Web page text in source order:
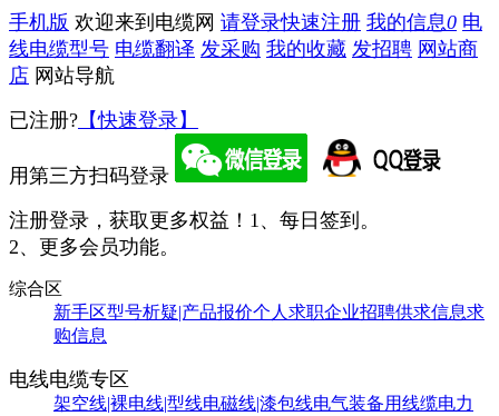
手机版 欢迎来到电缆网 请登录快速注册 我的信息0 电
线电缆型号 电缆翻译 发采购 我的收藏 发招聘 网站商
店 网站导航
已注册? 【快速登录】
用第三方扫码登录
注册登录，获取更多权益！ 1、每日签到。
2、更多会员功能。
综合区
新手区型号析疑|产品报价个人求职企业招聘供求信息求
购信息
电线电缆专区
架空线|裸电线|型线电磁线|漆包线电气装备用线缆电力